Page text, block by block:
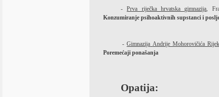
-Prva riječka hrvatska gimnazija,
Konzumiranje psihoaktivnih supstanci i
-Gimnazija Andrije Mohorovičića
Poremećaji ponašanja
Opatija: